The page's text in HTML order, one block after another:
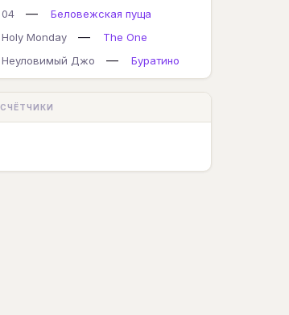
04
—
Беловежская пуща
Holy Monday
—
The One
Неуловимый Джо
— Буратино
СЧЁТЧИКИ